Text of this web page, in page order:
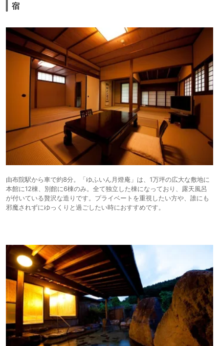
宿
由布院駅から車で約8分。「ゆふいん月燈庵」は、1万坪の広大な敷地に
本館に12棟、別館に6棟のみ。全て独立した棟になっており、露天風呂
が付いている贅沢な造りです。プライベートを重視したい方や、誰にも
邪魔されずにゆっくりと過ごしたい時におすすめです。